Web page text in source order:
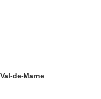
Val-de-Marne